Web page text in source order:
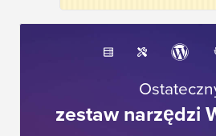
zestaw narzędzi